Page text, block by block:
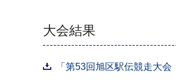
大会結果
「第53回旭区駅伝競走大